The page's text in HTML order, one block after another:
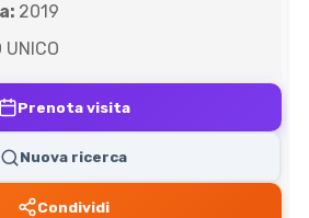
2019
UNICO
Prenota visita
Nuova ricerca
Condividi